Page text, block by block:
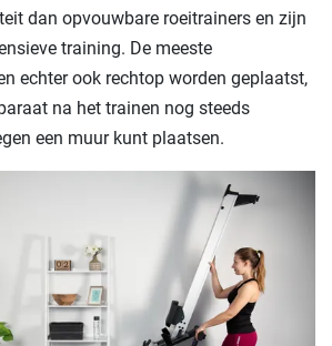
dan opvouwbare roeitrainers en zijn
training. De meeste
echter ook rechtop worden geplaatst,
na het trainen nog steeds
een muur kunt plaatsen.